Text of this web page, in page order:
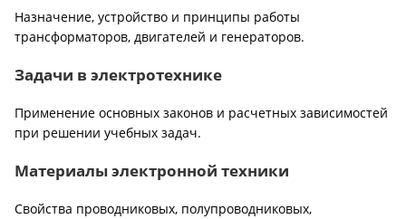
Назначение, устройство и принципы работы
трансформаторов, двигателей и генераторов.
Задачи в электротехнике
Применение основных законов и расчетных зависимостей
при решении учебных задач.
Материалы электронной техники
Свойства проводниковых, полупроводниковых,